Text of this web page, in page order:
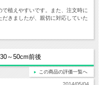
植えやすいです。また、注文時に
きましたが、親切に対応していた
～50cm前後
この商品の評価一覧へ